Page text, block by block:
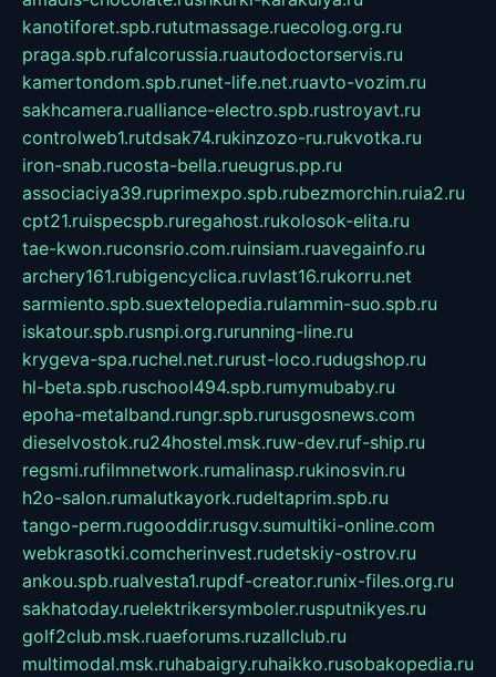
kanotiforet.spb.rututmassage.ruecolog.org.ru
praga.spb.rufalcorussia.ruautodoctorservis.ru
kamertondom.spb.runet-life.net.ruavto-vozim.ru
sakhcamera.rualliance-electro.spb.rustroyavt.ru
controlweb1.rutdsak74.rukinzozo-ru.rukvotka.ru
iron-snab.rucosta-bella.rueugrus.pp.ru
associaciya39.ruprimexpo.spb.rubezmorchin.ruia2.ru
cpt21.ruispecspb.ruregahost.rukolosok-elita.ru
tae-kwon.ruconsrio.com.ruinsiam.ruavegainfo.ru
archery161.rubigencyclica.ruvlast16.rukorru.net
sarmiento.spb.suextelopedia.rulammin-suo.spb.ru
iskatour.spb.rusnpi.org.rurunning-line.ru
krygeva-spa.ruchel.net.rurust-loco.rudugshop.ru
hl-beta.spb.ruschool494.spb.rumymubaby.ru
epoha-metalband.rungr.spb.rurusgosnews.com
dieselvostok.ru24hostel.msk.ruw-dev.ruf-ship.ru
regsmi.rufilmnetwork.rumalinasp.rukinosvin.ru
h2o-salon.rumalutkayork.rudeltaprim.spb.ru
tango-perm.rugooddir.rusgv.sumultiki-online.com
webkrasotki.comcherinvest.rudetskiy-ostrov.ru
ankou.spb.rualvesta1.rupdf-creator.runix-files.org.ru
sakhatoday.ruelektrikersymboler.rusputnikyes.ru
golf2club.msk.ruaeforums.ruzallclub.ru
multimodal.msk.ruhabaigry.ruhaikko.rusobakopedia.ru